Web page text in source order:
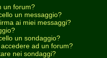
un forum?
un messaggio?
ai miei messaggi?
un sondaggio?
ad un forum?
nei sondaggi?